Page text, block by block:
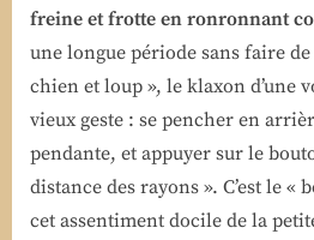
freine et frotte en ronronnant
une longue période sans faire
chien et loup », le klaxon d’une
vieux geste : se pencher en
pendante, et appuyer sur le
distance des rayons ». C’est le
cet assentiment docile de la